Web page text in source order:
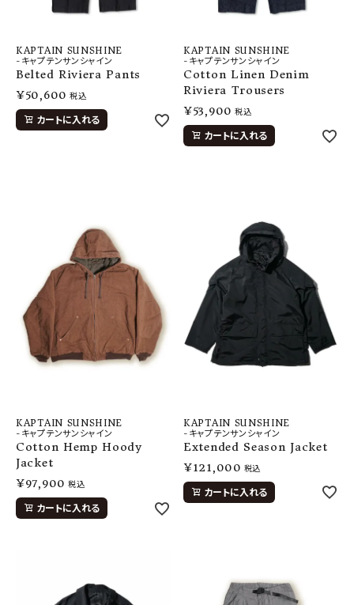
KAPTAIN SUNSHINE
-キャプテンサンシャイン
Belted Riviera Pants
¥50,600 税込
カートに入れる
KAPTAIN SUNSHINE
-キャプテンサンシャイン
Cotton Linen Denim
Riviera Trousers
¥53,900 税込
カートに入れる
KAPTAIN SUNSHINE
-キャプテンサンシャイン
Cotton Hemp Hoody
Jacket
¥97,900 税込
カートに入れる
KAPTAIN SUNSHINE
-キャプテンサンシャイン
Extended Season Jacket
¥121,000 税込
カートに入れる